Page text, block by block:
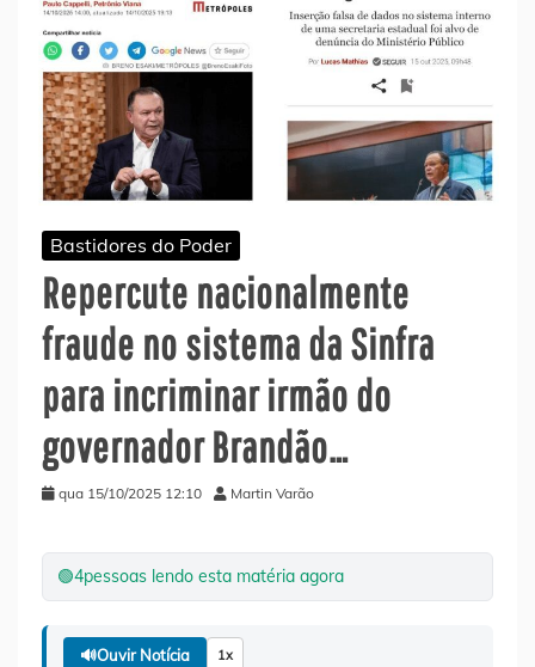
Bastidores do Poder
Repercute nacionalmente
fraude no sistema da Sinfra
para incriminar irmão do
governador Brandão…
qua 15/10/2025 12:10 Martin Varão
🟢4pessoas lendo esta matéria agora
🔊Ouvir Notícia 1x